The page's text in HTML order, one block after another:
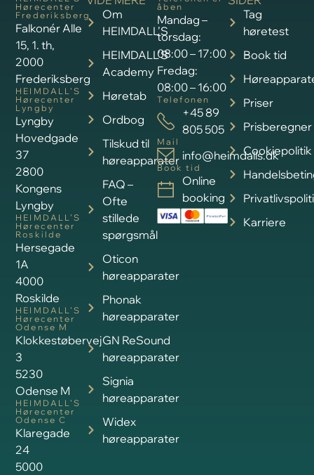
Hørecenter
Frederiksberg
Falkonér Alle
15, 1. th,
2000
Frederiksberg
HEIMDALL’S
Hørecenter
Lyngby
Lyngby
Hovedgade
37
2800
Kongens
Lyngby
HEIMDALL’S
Hørecenter
Roskilde
Hersegade
1A
4000
Roskilde
HEIMDALL’S
Hørecenter
Odense M
Klokkestøbervej
3
5230
Odense M
HEIMDALL’S
Hørecenter
Odense C
Klaregade
24
5000
Tag
høretest
Book tid
Priser
Prisberegner
Cookiepolitik
Karriere
Om
HEIMDALL’S
HEIMDALL’S
Academy
Høretab
Ordbog
Tilskud til
høreapparater
FAQ –
Ofte
stillede
spørgsmål
Oticon
høreapparater
Phonak
høreapparater
GN ReSound
høreapparater
Signia
høreapparater
Widex
høreapparater
åben
Mandag –
torsdag:
08:00 – 17:00
Fredag:
08:00 – 16:00
Telefonen
+45 89
805 505
Mail
info@heimdalls.dk
Book tid
Online
booking